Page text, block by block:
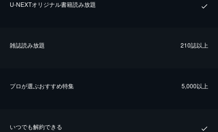
U-NEXTオリジナル書籍読み放題
雑誌読み放題 210誌以上
プロが選ぶおすすめ特集 5,000以上
いつでも解約できる